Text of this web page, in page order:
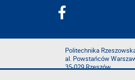
Politechnika
al. Powstańców
35-029 Rzeszów